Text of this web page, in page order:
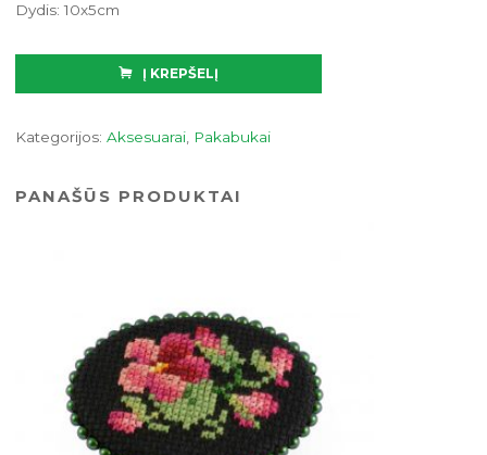
Dydis: 10x5cm
Į KREPŠELĮ
Kategorijos: Aksesuarai, Pakabukai
PANAŠŪS PRODUKTAI